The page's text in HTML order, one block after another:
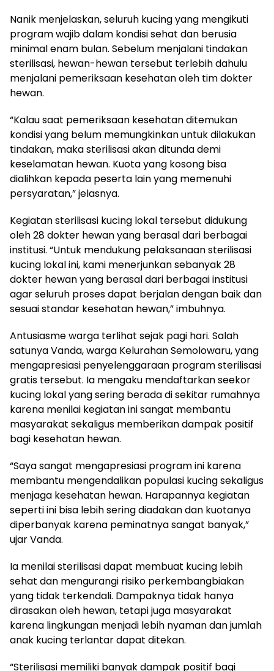
Nanik menjelaskan, seluruh kucing yang mengikuti
program wajib dalam kondisi sehat dan berusia
minimal enam bulan. Sebelum menjalani tindakan
sterilisasi, hewan-hewan tersebut terlebih dahulu
menjalani pemeriksaan kesehatan oleh tim dokter
hewan.
“Kalau saat pemeriksaan kesehatan ditemukan
kondisi yang belum memungkinkan untuk dilakukan
tindakan, maka sterilisasi akan ditunda demi
keselamatan hewan. Kuota yang kosong bisa
dialihkan kepada peserta lain yang memenuhi
persyaratan,” jelasnya.
Kegiatan sterilisasi kucing lokal tersebut didukung
oleh 28 dokter hewan yang berasal dari berbagai
institusi. “Untuk mendukung pelaksanaan sterilisasi
kucing lokal ini, kami menerjunkan sebanyak 28
dokter hewan yang berasal dari berbagai institusi
agar seluruh proses dapat berjalan dengan baik dan
sesuai standar kesehatan hewan,” imbuhnya.
Antusiasme warga terlihat sejak pagi hari. Salah
satunya Vanda, warga Kelurahan Semolowaru, yang
mengapresiasi penyelenggaraan program sterilisasi
gratis tersebut. Ia mengaku mendaftarkan seekor
kucing lokal yang sering berada di sekitar rumahnya
karena menilai kegiatan ini sangat membantu
masyarakat sekaligus memberikan dampak positif
bagi kesehatan hewan.
“Saya sangat mengapresiasi program ini karena
membantu mengendalikan populasi kucing sekaligus
menjaga kesehatan hewan. Harapannya kegiatan
seperti ini bisa lebih sering diadakan dan kuotanya
diperbanyak karena peminatnya sangat banyak,”
ujar Vanda.
Ia menilai sterilisasi dapat membuat kucing lebih
sehat dan mengurangi risiko perkembangbiakan
yang tidak terkendali. Dampaknya tidak hanya
dirasakan oleh hewan, tetapi juga masyarakat
karena lingkungan menjadi lebih nyaman dan jumlah
anak kucing terlantar dapat ditekan.
“Sterilisasi memiliki banyak dampak positif bagi